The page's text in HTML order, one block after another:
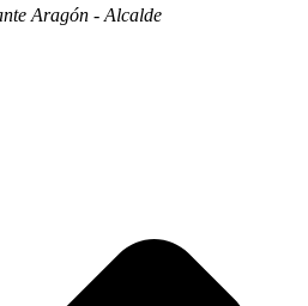
Aragón - Alcalde